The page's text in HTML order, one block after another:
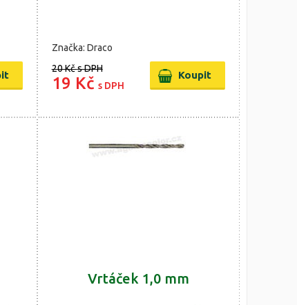
Značka: Draco
20 Kčs DPH
19 Kč s DPH
Vrtáček 1,0 mm